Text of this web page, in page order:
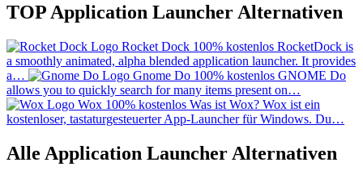
TOP Application Launcher Alternativen
Rocket Dock 100% kostenlos RocketDock is
a smoothly animated, alpha blended application launcher. It provides
a…
Gnome Do 100% kostenlos GNOME Do
allows you to quickly search for many items present on…
Wox 100% kostenlos Was ist Wox? Wox ist ein
kostenloser, tastaturgesteuerter App-Launcher für Windows. Du…
Alle Application Launcher Alternativen